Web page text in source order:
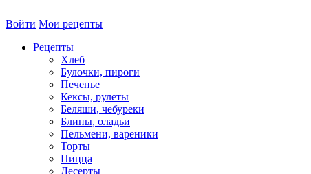
Войти Мои рецепты
Рецепты
Хлеб
Булочки, пироги
Печенье
Кексы, рулеты
Беляши, чебуреки
Блины, оладьи
Пельмени, вареники
Торты
Пицца
Десерты